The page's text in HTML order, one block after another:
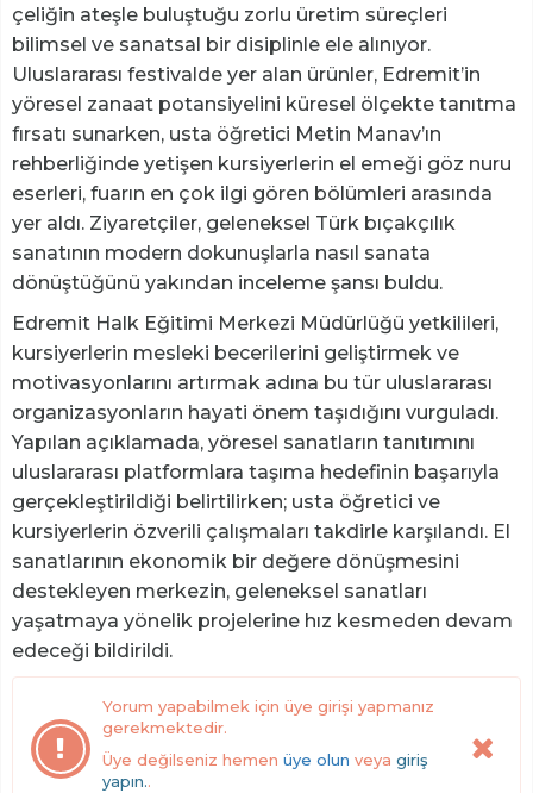
çeliğin ateşle buluştuğu zorlu üretim süreçleri
bilimsel ve sanatsal bir disiplinle ele alınıyor.
Uluslararası festivalde yer alan ürünler, Edremit’in
yöresel zanaat potansiyelini küresel ölçekte tanıtma
fırsatı sunarken, usta öğretici Metin Manav’ın
rehberliğinde yetişen kursiyerlerin el emeği göz nuru
eserleri, fuarın en çok ilgi gören bölümleri arasında
yer aldı. Ziyaretçiler, geleneksel Türk bıçakçılık
sanatının modern dokunuşlarla nasıl sanata
dönüştüğünü yakından inceleme şansı buldu.
Edremit Halk Eğitimi Merkezi Müdürlüğü yetkilileri,
kursiyerlerin mesleki becerilerini geliştirmek ve
motivasyonlarını artırmak adına bu tür uluslararası
organizasyonların hayati önem taşıdığını vurguladı.
Yapılan açıklamada, yöresel sanatların tanıtımını
uluslararası platformlara taşıma hedefinin başarıyla
gerçekleştirildiği belirtilirken; usta öğretici ve
kursiyerlerin özverili çalışmaları takdirle karşılandı. El
sanatlarının ekonomik bir değere dönüşmesini
destekleyen merkezin, geleneksel sanatları
yaşatmaya yönelik projelerine hız kesmeden devam
edeceği bildirildi.
Yorum yapabilmek için üye girişi yapmanız
gerekmektedir.
Üye değilseniz hemen üye olun veya giriş
yapın..